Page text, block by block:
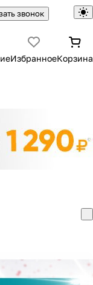
звонок
ИзбранноеКорзина